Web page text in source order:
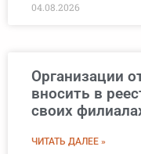
04.08.2026
Организации
вносить в
своих
ЧИТАТЬ ДАЛЕЕ »